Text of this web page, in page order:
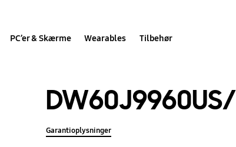
PC’er & Skærme Wearables Tilbehør
Garantioplysninger